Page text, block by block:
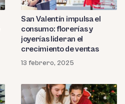
San Valentín impulsa el
consumo: florerías y
joyerías lideran el
crecimiento de ventas
13 febrero, 2025